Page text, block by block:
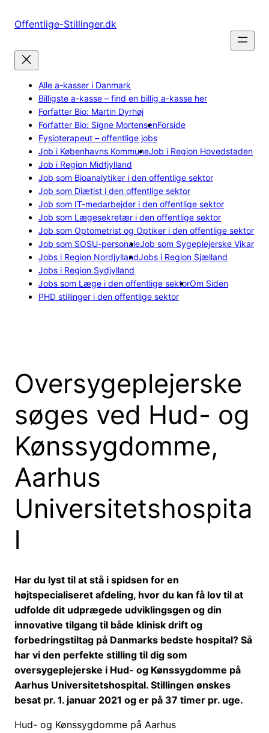
Offentlige-Stillinger.dk
Alle a-kasser i Danmark
Billigste a-kasse – find en billig a-kasse her
Forfatter Bio: Martin Dyrhøj
Forfatter Bio: Signe MortensenForside
Fysioterapeut – offentlige jobs
Job i Københavns KommuneJob i Region Hovedstaden
Job i Region Midtjylland
Job som Bioanalytiker i den offentlige sektor
Job som Diætist i den offentlige sektor
Job som IT-medarbejder i den offentlige sektor
Job som Lægesekretær i den offentlige sektor
Job som Optometrist og Optiker i den offentlige sektor
Job som SOSU-personaleJob som Sygeplejerske Vikar
Jobs i Region NordjyllandJobs i Region Sjælland
Jobs i Region Sydjylland
Jobs som Læge i den offentlige sektorOm Siden
PHD stillinger i den offentlige sektor
Oversygeplejerske
søges ved Hud- og
Kønssygdomme,
Aarhus
Universitetshospita
l
Har du lyst til at stå i spidsen for en
højtspecialiseret afdeling, hvor du kan få lov til at
udfolde dit udprægede udviklingsgen og din
innovative tilgang til både klinisk drift og
forbedringstiltag på Danmarks bedste hospital? Så
har vi den perfekte stilling til dig som
oversygeplejerske i Hud- og Kønssygdomme på
Aarhus Universitetshospital. Stillingen ønskes
besat pr. 1. januar 2021 og er på 37 timer pr. uge.
Hud- og Kønssygdomme på Aarhus